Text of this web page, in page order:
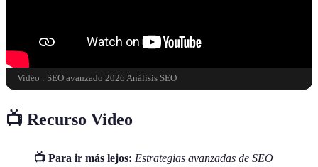
Vidéo : SEO avanzado 2026 Análisis SEO
📺 Recurso Video
📺 Para ir más lejos: Estrategias avanzadas de SEO